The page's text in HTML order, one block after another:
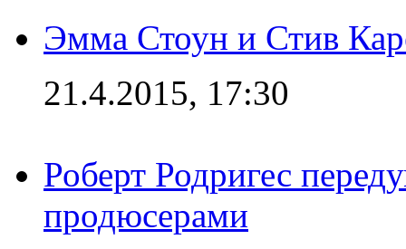
Эмма Стоун и Стив
21.4.2015, 17:30
Роберт Родригес
продюсерами